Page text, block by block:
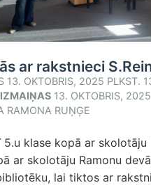
ar rakstnieci
13. OKTOBRIS, 2025 PLKST.
13. OKTOBRIS,
RAMONA RUŅĢE
klase kopā ar skolotāju
ar skolotāju Ramonu
lai tiktos ar